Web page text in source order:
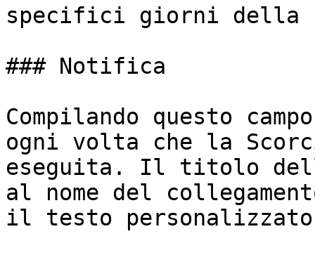
specifici giorni della
### Notifica
Compilando questo
ogni volta che la
eseguita. Il titolo
al nome del
il testo